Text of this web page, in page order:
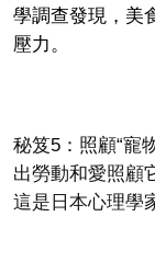
學調查發現，美
壓力。
秘笈5：照顧“寵
出勞動和愛照顧
這是日本心理學